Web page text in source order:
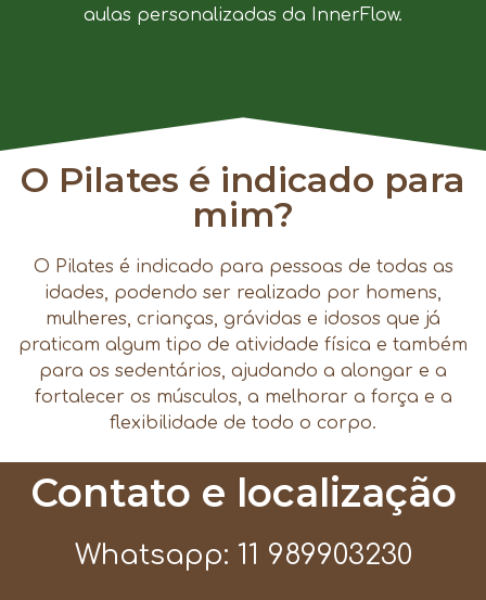
aulas personalizadas da InnerFlow.
O Pilates é indicado para
mim?
O Pilates é indicado para pessoas de todas as
idades, podendo ser realizado por homens,
mulheres, crianças, grávidas e idosos que já
praticam algum tipo de atividade física e também
para os sedentários, ajudando a alongar e a
fortalecer os músculos, a melhorar a força e a
flexibilidade de todo o corpo.
Contato e localização
Whatsapp: 11 989903230